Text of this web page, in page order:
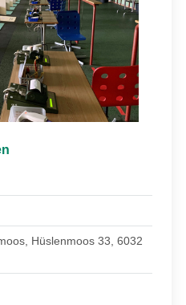
Hüslenmoos 33, 6032